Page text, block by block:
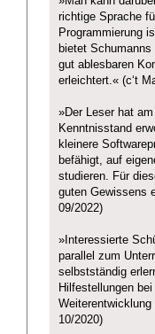
richtige Sprache
Programmierung
bietet
gut ablesbaren
erleichtert.« (c‘t
»Der Leser hat
Kenntnisstand
kleinere
befähigt, auf
studieren. Für
guten Gewissens
09/2022)
»Interessierte
parallel zum
selbstständig
Hilfestellungen
10/2020)